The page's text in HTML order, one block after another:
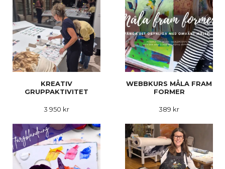
KREATIV
GRUPPAKTIVITET
3 950 kr
WEBBKURS MÅLA FRAM
FORMER
389 kr